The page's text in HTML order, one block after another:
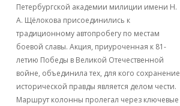
Петербургской академии милиции имени Н.
А. Щёлокова присоединились к
традиционному автопробегу по местам
боевой славы. Акция, приуроченная к 81-
летию Победы в Великой Отечественной
войне, объединила тех, для кого сохранение
исторической правды является делом чести.
Маршрут колонны пролегал через ключевые